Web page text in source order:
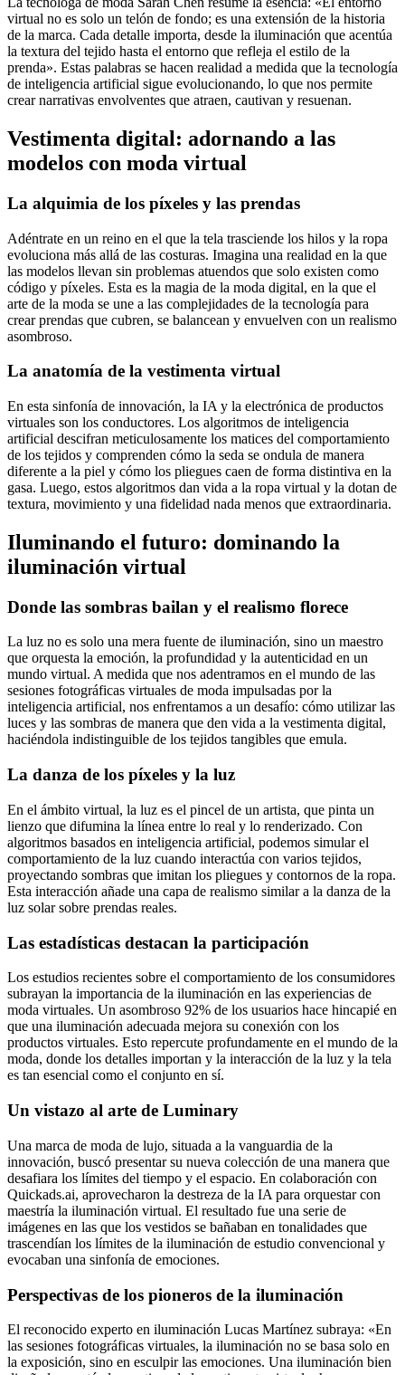
virtual no es solo un telón de fondo; es una extensión de la historia
de la marca. Cada detalle importa, desde la iluminación que acentúa
la textura del tejido hasta el entorno que refleja el estilo de la
prenda». Estas palabras se hacen realidad a medida que la tecnología
de inteligencia artificial sigue evolucionando, lo que nos permite
crear narrativas envolventes que atraen, cautivan y resuenan.
Vestimenta digital: adornando a las
modelos con moda virtual
La alquimia de los píxeles y las prendas
Adéntrate en un reino en el que la tela trasciende los hilos y la ropa
evoluciona más allá de las costuras. Imagina una realidad en la que
las modelos llevan sin problemas atuendos que solo existen como
código y píxeles. Esta es la magia de la moda digital, en la que el
arte de la moda se une a las complejidades de la tecnología para
crear prendas que cubren, se balancean y envuelven con un realismo
asombroso.
La anatomía de la vestimenta virtual
En esta sinfonía de innovación, la IA y la electrónica de productos
virtuales son los conductores. Los algoritmos de inteligencia
artificial descifran meticulosamente los matices del comportamiento
de los tejidos y comprenden cómo la seda se ondula de manera
diferente a la piel y cómo los pliegues caen de forma distintiva en la
gasa. Luego, estos algoritmos dan vida a la ropa virtual y la dotan de
textura, movimiento y una fidelidad nada menos que extraordinaria.
Iluminando el futuro: dominando la
iluminación virtual
Donde las sombras bailan y el realismo florece
La luz no es solo una mera fuente de iluminación, sino un maestro
que orquesta la emoción, la profundidad y la autenticidad en un
mundo virtual. A medida que nos adentramos en el mundo de las
sesiones fotográficas virtuales de moda impulsadas por la
inteligencia artificial, nos enfrentamos a un desafío: cómo utilizar las
luces y las sombras de manera que den vida a la vestimenta digital,
haciéndola indistinguible de los tejidos tangibles que emula.
La danza de los píxeles y la luz
En el ámbito virtual, la luz es el pincel de un artista, que pinta un
lienzo que difumina la línea entre lo real y lo renderizado. Con
algoritmos basados en inteligencia artificial, podemos simular el
comportamiento de la luz cuando interactúa con varios tejidos,
proyectando sombras que imitan los pliegues y contornos de la ropa.
Esta interacción añade una capa de realismo similar a la danza de la
luz solar sobre prendas reales.
Las estadísticas destacan la participación
Los estudios recientes sobre el comportamiento de los consumidores
subrayan la importancia de la iluminación en las experiencias de
moda virtuales. Un asombroso 92% de los usuarios hace hincapié en
que una iluminación adecuada mejora su conexión con los
productos virtuales. Esto repercute profundamente en el mundo de la
moda, donde los detalles importan y la interacción de la luz y la tela
es tan esencial como el conjunto en sí.
Un vistazo al arte de Luminary
Una marca de moda de lujo, situada a la vanguardia de la
innovación, buscó presentar su nueva colección de una manera que
desafiara los límites del tiempo y el espacio. En colaboración con
Quickads.ai, aprovecharon la destreza de la IA para orquestar con
maestría la iluminación virtual. El resultado fue una serie de
imágenes en las que los vestidos se bañaban en tonalidades que
trascendían los límites de la iluminación de estudio convencional y
evocaban una sinfonía de emociones.
Perspectivas de los pioneros de la iluminación
El reconocido experto en iluminación Lucas Martínez subraya: «En
las sesiones fotográficas virtuales, la iluminación no se basa solo en
la exposición, sino en esculpir las emociones. Una iluminación bien